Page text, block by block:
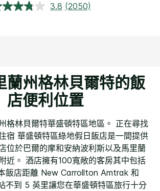
3.8 閱
面
連
結。
(2050)
蘭州格林貝爾特的飯
店便利位置
格林貝爾特華盛頓特區地區。 正在尋找
宿 華盛頓特區綠地假日飯店是一間提供
位於巴爾的摩和安納波利斯以及馬里蘭
近。 酒店擁有100寬敞的客房其中包括
飯店距離 New Carrollton Amtrak 和
不到 5 英里讓您在華盛頓特區旅行十分